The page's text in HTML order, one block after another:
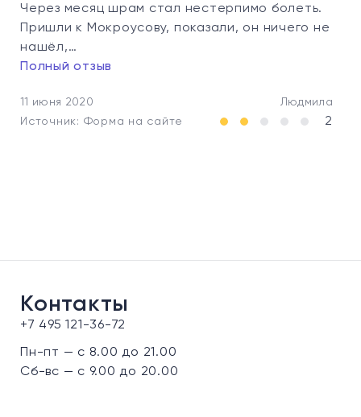
Через месяц шрам стал нестерпимо болеть.
Пришли к Мокроусову, показали, он ничего не
нашёл,…
Полный отзыв
11 июня 2020
Людмила
Источник: Форма на сайте
2
Контакты
+7 495 121-36-72
Пн-пт — с 8.00 до 21.00
Сб-вс — с 9.00 до 20.00